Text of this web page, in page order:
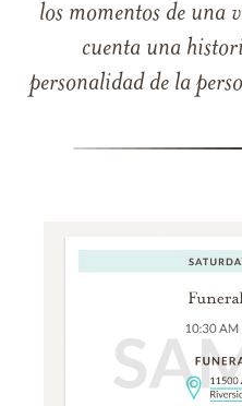
los momentos de
cuenta una
personalidad de la